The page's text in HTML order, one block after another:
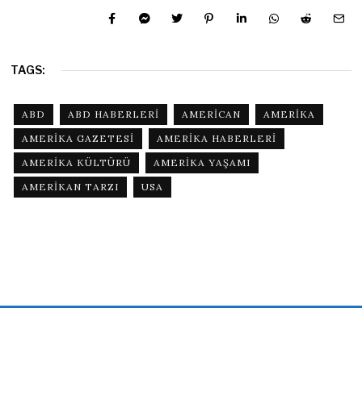
TAGS:
ABD ABD HABERLERI AMERICAN
AMERIKA
AMERIKA GAZETESI
AMERIKA HABERLERI
AMERIKA KÜLTÜRÜ
AMERIKA YAŞAMI
AMERIKAN TARZI
USA